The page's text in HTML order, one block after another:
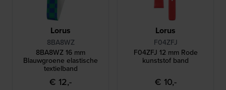
Lorus
8BA8WZ
8BA8WZ 16 mm
Blauwgroene elastische
textielband
€ 12,-
Lorus
F04ZFJ
F04ZFJ 12 mm Rode
kunststof band
€ 10,-